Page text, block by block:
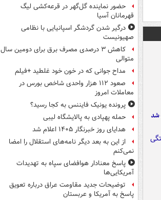
حضور نماینده گل‌گهر در قرعه‌کشی لیگ
قهرمانان آسیا
درگیر شدن گردشگر اسپانیایی با نظامی
صهیونیست
کاهش ۳ درصدی مصرف برق برای دومین سال
متوالی
مداح جوانی که در خون خود غلطید +فیلم
صعود ۱۱۲ هزار واحدی شاخص بورس در
معاملات امروز
پرونده یونیک فایننس به کجا رسید؟
حمله پهپادی به پالایشگاه لیبی
هدایای روز خبرنگار ۱۴۰۵ اعلام شد
از این به بعد دیگر نامه‌های استقلال را امضا
نمی‌کنم
پاسخ معنادار هوافضای سپاه به تهدیدات
آمریکایی‌ها
توضیحات جدید مقاومت عراق درباره تعویق
پاسخ به آمریکا و عربستان